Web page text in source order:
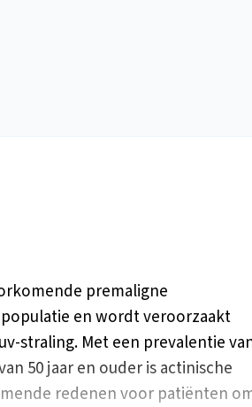
premaligne
en wordt veroorzaakt
straling. Met een prevalentie
50 jaar en ouder is actinische
redenen voor patiënten